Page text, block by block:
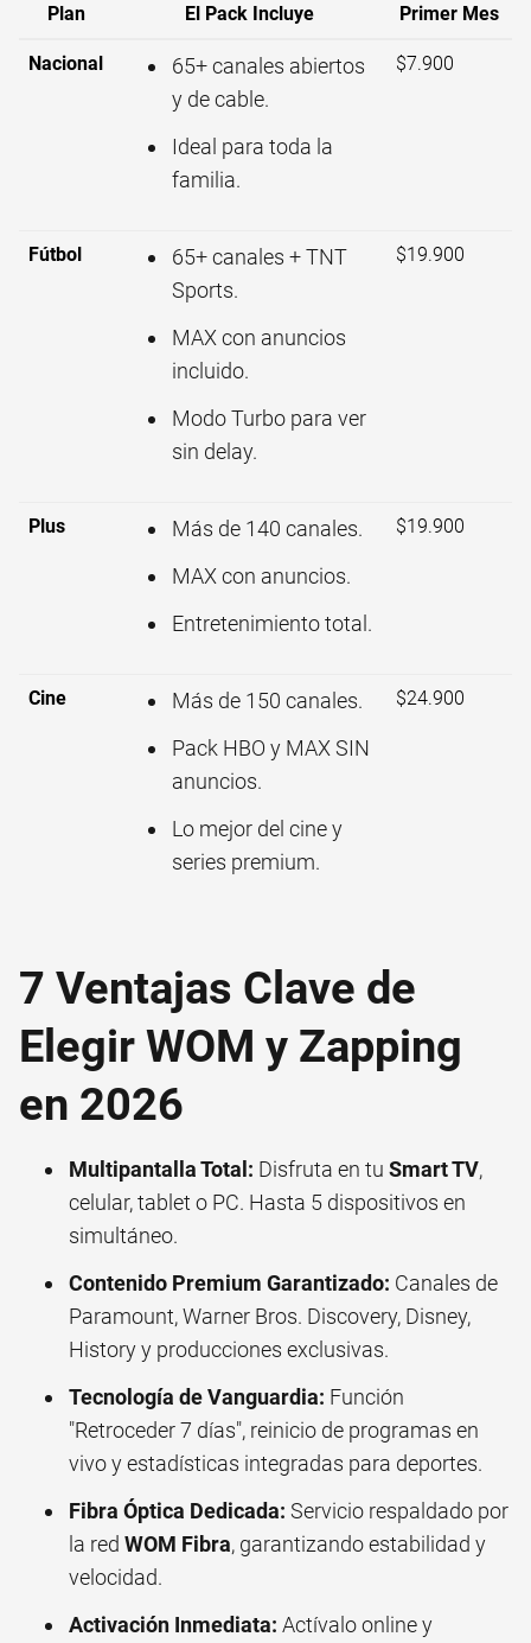
Plan El Pack Incluye
Primer Mes
Nacional
65+ canales abiertos
y de cable.
Ideal para toda la
familia.
$7.900
Fútbol
65+ canales + TNT
Sports.
MAX con anuncios
incluido.
Modo Turbo para ver
sin delay.
$19.900
Plus
Más de 140 canales.
MAX con anuncios.
Entretenimiento total.
$19.900
Cine
Más de 150 canales.
Pack HBO y MAX SIN
anuncios.
Lo mejor del cine y
series premium.
$24.900
7 Ventajas Clave de
Elegir WOM y Zapping
en 2026
Multipantalla Total: Disfruta en tu Smart TV,
celular, tablet o PC. Hasta 5 dispositivos en
simultáneo.
Contenido Premium Garantizado: Canales de
Paramount, Warner Bros. Discovery, Disney,
History y producciones exclusivas.
Tecnología de Vanguardia: Función
"Retroceder 7 días", reinicio de programas en
vivo y estadísticas integradas para deportes.
Fibra Óptica Dedicada: Servicio respaldado por
la red WOM Fibra, garantizando estabilidad y
velocidad.
Activación Inmediata: Actívalo online y